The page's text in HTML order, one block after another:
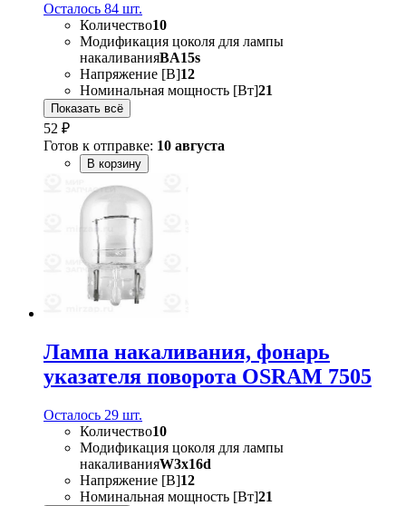
Осталось 84 шт.
Количество10
Модификация цоколя для лампы
накаливанияBA15s
Напряжение [В]12
Номинальная мощность [Вт]21
Показать всё
52 ₽
Готов к отправке: 10 августа
В корзину
Лампа накаливания, фонарь
указателя поворота OSRAM 7505
Осталось 29 шт.
Количество10
Модификация цоколя для лампы
накаливанияW3x16d
Напряжение [В]12
Номинальная мощность [Вт]21